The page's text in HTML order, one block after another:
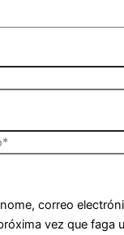
correo
vez que faga